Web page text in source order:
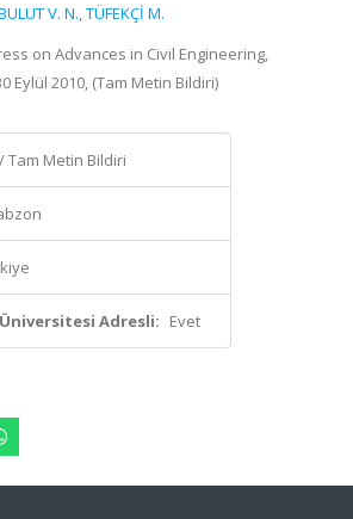
V. N.,TÜFEKÇİ M.
on Advances in Civil Engineering,
Eylül 2010, (Tam Metin Bildiri)
Tam Metin Bildiri
Adresli: Evet